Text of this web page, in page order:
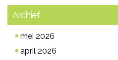
Archief
mei 2026
april 2026